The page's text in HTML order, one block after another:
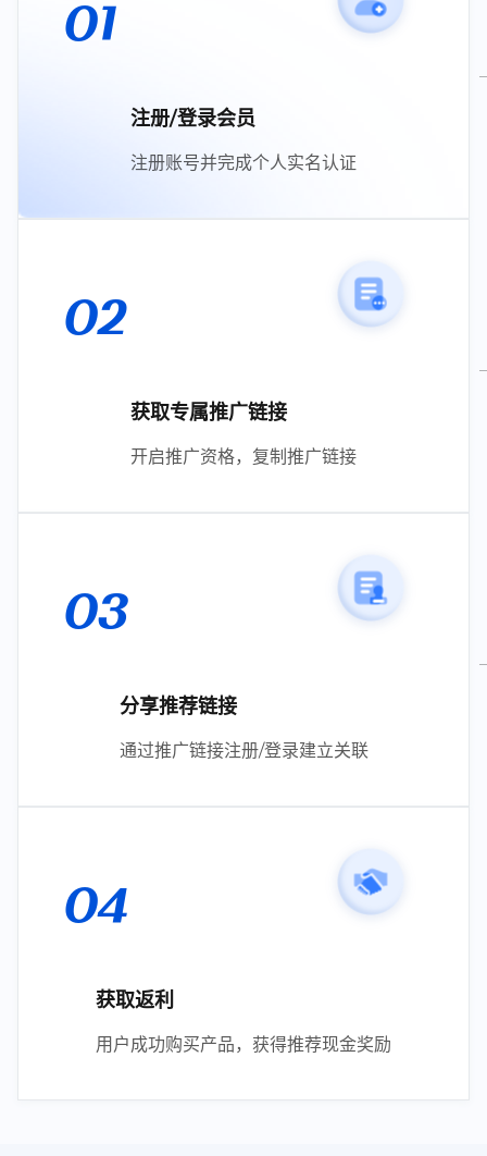
01
注册/登录会员
注册账号并完成个人实名认证
02
获取专属推广链接
开启推广资格，复制推广链接
03
分享推荐链接
通过推广链接注册/登录建立关联
04
获取返利
用户成功购买产品，获得推荐现金奖励